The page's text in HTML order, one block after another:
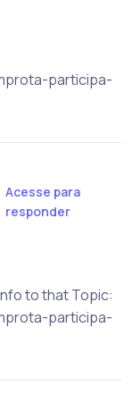
participa-
Acesse para
responder
to that Topic:
participa-